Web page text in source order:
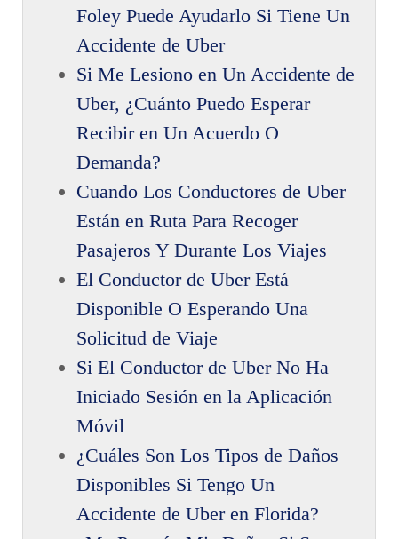
Foley Puede Ayudarlo Si Tiene Un
Accidente de Uber
Si Me Lesiono en Un Accidente de
Uber, ¿Cuánto Puedo Esperar
Recibir en Un Acuerdo O
Demanda?
Cuando Los Conductores de Uber
Están en Ruta Para Recoger
Pasajeros Y Durante Los Viajes
El Conductor de Uber Está
Disponible O Esperando Una
Solicitud de Viaje
Si El Conductor de Uber No Ha
Iniciado Sesión en la Aplicación
Móvil
¿Cuáles Son Los Tipos de Daños
Disponibles Si Tengo Un
Accidente de Uber en Florida?